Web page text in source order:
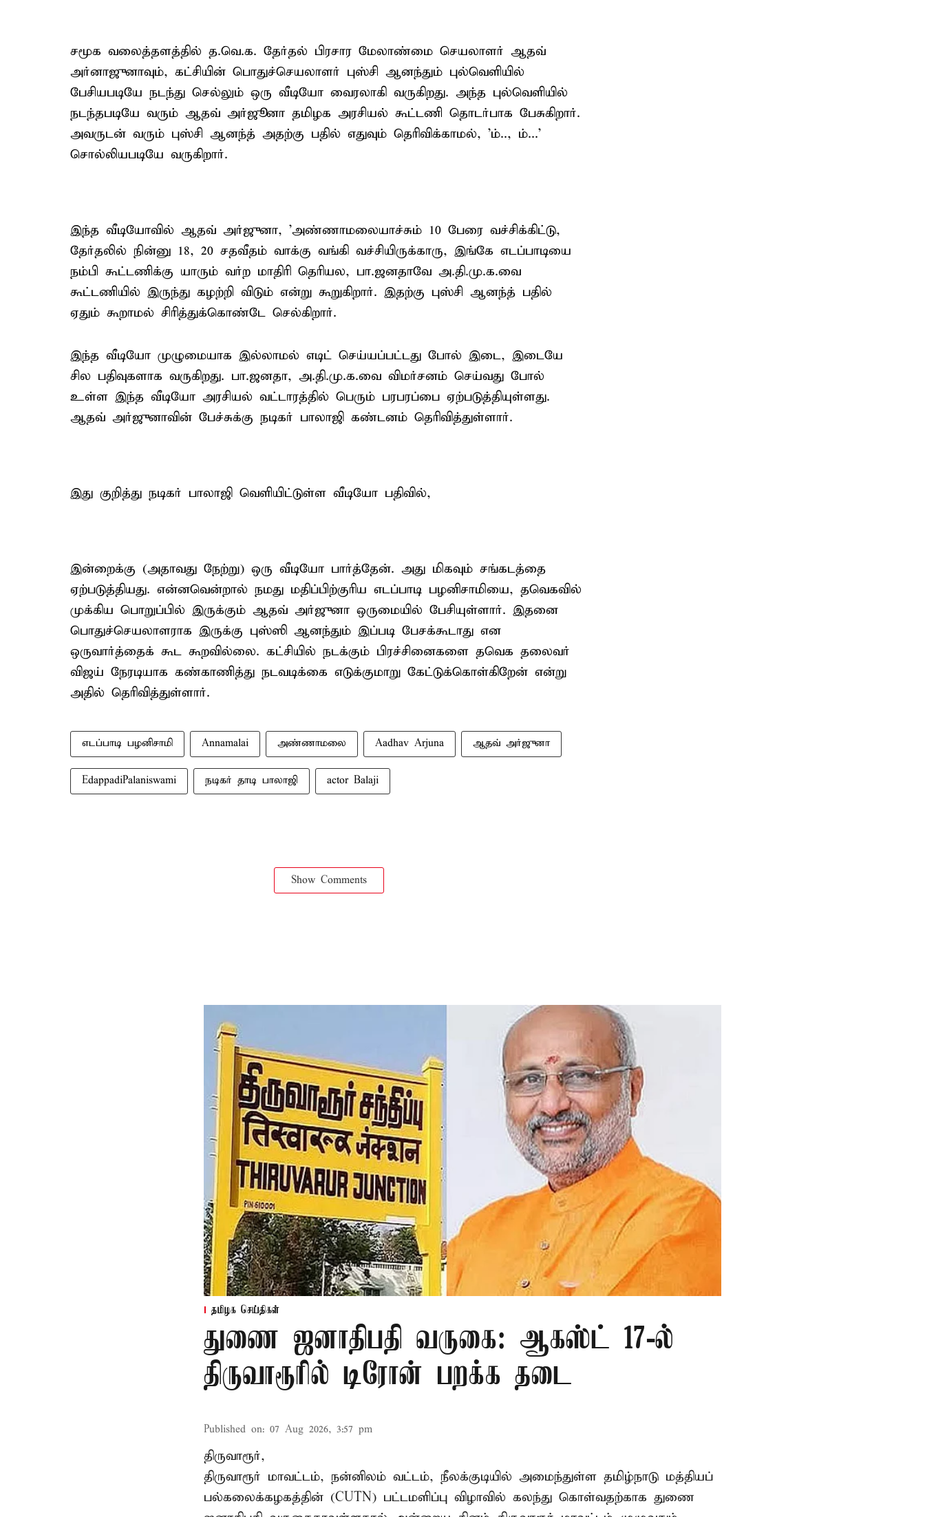
சமூக வலைத்தளத்தில் த.வெ.க. தேர்தல் பிரசார மேலாண்மை செயலாளர் ஆதவ்
அர்னாஜுனாவும், கட்சியின் பொதுச்செயலாளர் புஸ்சி ஆனந்தும் புல்வெளியில்
பேசியபடியே நடந்து செல்லும் ஒரு வீடியோ வைரலாகி வருகிறது. அந்த புல்வெளியில்
நடந்தபடியே வரும் ஆதவ் அர்ஜூனா தமிழக அரசியல் கூட்டணி தொடர்பாக பேசுகிறார்.
அவருடன் வரும் புஸ்சி ஆனந்த் அதற்கு பதில் எதுவும் தெரிவிக்காமல், 'ம்.., ம்...'
சொல்லியபடியே வருகிறார்.
இந்த வீடியோவில் ஆதவ் அர்ஜுனா, 'அண்ணாமலையாச்சும் 10 பேரை வச்சிக்கிட்டு,
தேர்தலில் நின்னு 18, 20 சதவீதம் வாக்கு வங்கி வச்சியிருக்காரு, இங்கே எடப்பாடியை
நம்பி கூட்டணிக்கு யாரும் வர்ற மாதிரி தெரியல, பா.ஜனதாவே அ.தி.மு.க.வை
கூட்டணியில் இருந்து கழற்றி விடும் என்று கூறுகிறார். இதற்கு புஸ்சி ஆனந்த் பதில்
ஏதும் கூறாமல் சிரித்துக்கொண்டே செல்கிறார்.
இந்த வீடியோ முழுமையாக இல்லாமல் எடிட் செய்யப்பட்டது போல் இடை, இடையே
சில பதிவுகளாக வருகிறது. பா.ஜனதா, அ.தி.மு.க.வை விமர்சனம் செய்வது போல்
உள்ள இந்த வீடியோ அரசியல் வட்டாரத்தில் பெரும் பரபரப்பை ஏற்படுத்தியுள்ளது.
ஆதவ் அர்ஜுனாவின் பேச்சுக்கு நடிகர் பாலாஜி கண்டனம் தெரிவித்துள்ளார்.
இது குறித்து நடிகர் பாலாஜி வெளியிட்டுள்ள வீடியோ பதிவில்,
இன்றைக்கு (அதாவது நேற்று) ஒரு வீடியோ பார்த்தேன். அது மிகவும் சங்கடத்தை
ஏற்படுத்தியது. என்னவென்றால் நமது மதிப்பிற்குரிய எடப்பாடி பழனிசாமியை, தவெகவில்
முக்கிய பொறுப்பில் இருக்கும் ஆதவ் அர்ஜுனா ஒருமையில் பேசியுள்ளார். இதனை
பொதுச்செயலாளராக இருக்கு புஸ்ஸி ஆனந்தும் இப்படி பேசக்கூடாது என
ஒருவார்த்தைக் கூட கூறவில்லை. கட்சியில் நடக்கும் பிரச்சினைகளை தவெக தலைவர்
விஜய் நேரடியாக கண்காணித்து நடவடிக்கை எடுக்குமாறு கேட்டுக்கொள்கிறேன் என்று
அதில் தெரிவித்துள்ளார்.
எடப்பாடி பழனிசாமி Annamalai அண்ணாமலை Aadhav Arjuna ஆதவ் அர்ஜுனா
EdappadiPalaniswami நடிகர் தாடி பாலாஜி actor Balaji
Show Comments
தமிழக செய்திகள்
துணை ஜனாதிபதி வருகை: ஆகஸ்ட் 17-ல்
திருவாரூரில் டிரோன் பறக்க தடை
Published on: 07 Aug 2026, 3:57 pm
திருவாரூர்,
திருவாரூர் மாவட்டம், நன்னிலம் வட்டம், நீலக்குடியில் அமைந்துள்ள தமிழ்நாடு மத்தியப்
பல்கலைக்கழகத்தின் (CUTN) பட்டமளிப்பு விழாவில் கலந்து கொள்வதற்காக துணை